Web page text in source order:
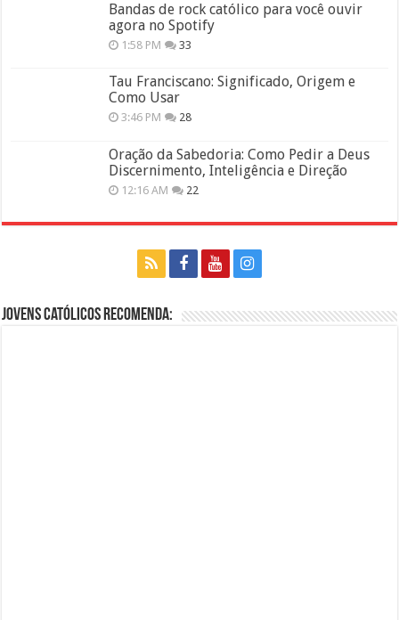
Bandas de rock católico para você ouvir
agora no Spotify
1:58 PM 33
Tau Franciscano: Significado, Origem e
Como Usar
3:46 PM 28
Oração da Sabedoria: Como Pedir a Deus
Discernimento, Inteligência e Direção
12:16 AM 22
Jovens Católicos Recomenda: